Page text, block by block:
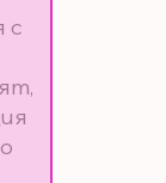
с